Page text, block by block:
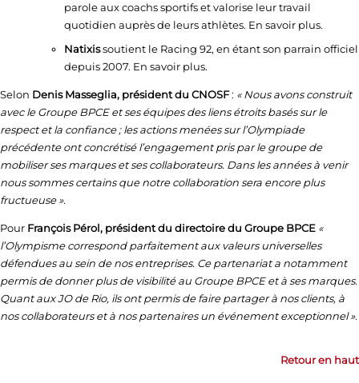
parole aux coachs sportifs et valorise leur travail
quotidien auprès de leurs athlètes. En savoir plus.
Natixissoutient le Racing 92, en étant son parrain officiel
depuis 2007. En savoir plus.
Selon Denis Masseglia, président du CNOSF: « Nous avons construit
avec le Groupe BPCE et ses équipes des liens étroits basés sur le
respect et la confiance ; les actions menées sur l’Olympiade
précédente ont concrétisé l’engagement pris par le groupe de
mobiliser ses marques et ses collaborateurs. Dans les années à venir
nous sommes certains que notre collaboration sera encore plus
fructueuse ».
Pour François Pérol, président du directoire du Groupe BPCE «
l’Olympisme correspond parfaitement aux valeurs universelles
défendues au sein de nos entreprises. Ce partenariat a notamment
permis de donner plus de visibilité au Groupe BPCE et à ses marques.
Quant aux JO de Rio, ils ont permis de faire partager à nos clients, à
nos collaborateurs et à nos partenaires un événement exceptionnel ».
Retour en haut